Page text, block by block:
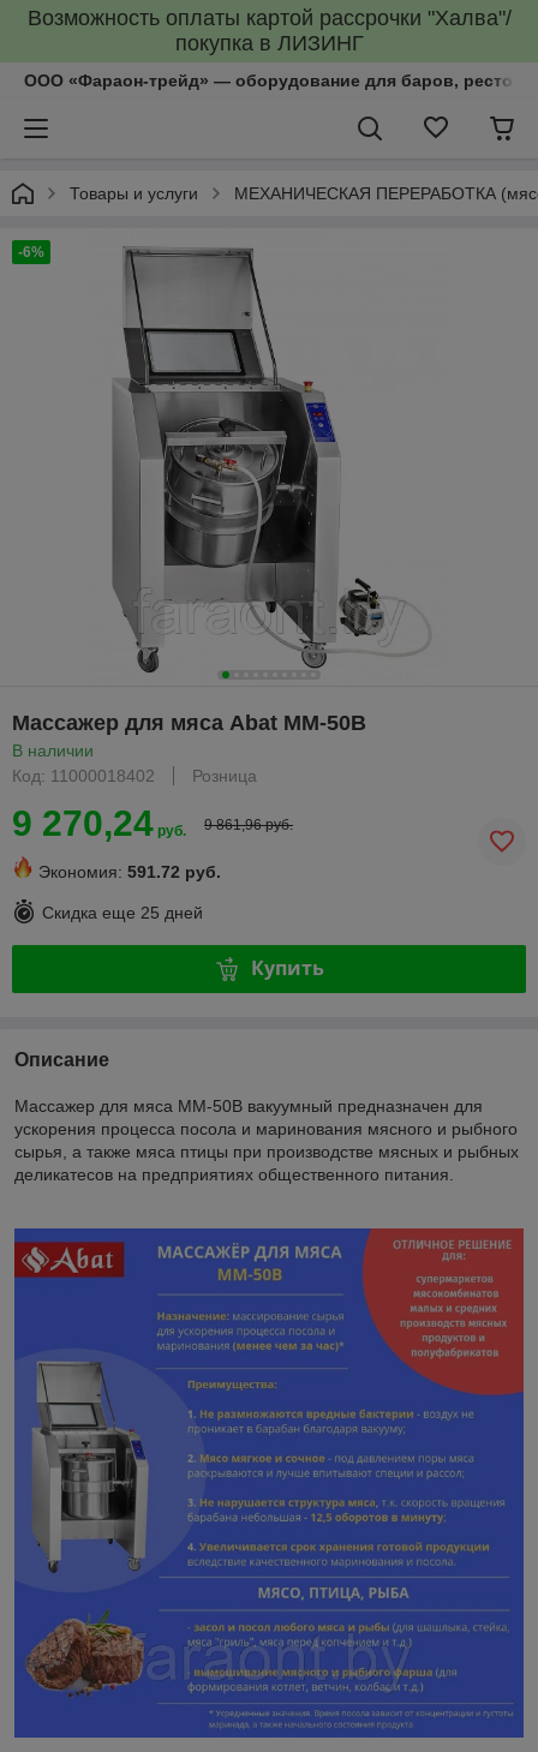
Возможность оплаты картой рассрочки "Халва"/
покупка в ЛИЗИНГ
ООО «Фараон-трейд»‎ — оборудование для баров,
Товары и услуги МЕХАНИЧЕСКАЯ ПЕРЕРАБОТКА
-6%
Массажер для мяса Abat ММ-50В
В наличии
Код: 11000018402
Розница
9 270,24 руб. 9 861,96 руб.
Экономия: 591.72 руб.
Скидка еще 25 дней
Купить
Описание
Массажер для мяса ММ-50В вакуумный предназначен для
ускорения процесса посола и маринования мясного и рыбного
сырья, а также мяса птицы при производстве мясных и рыбных
деликатесов на предприятиях общественного питания.